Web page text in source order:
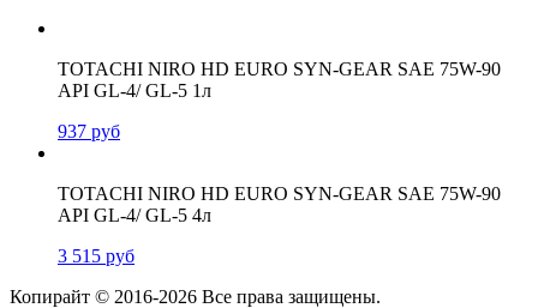
TOTACHI NIRO HD EURO SYN-GEAR SAE 75W-90
API GL-4/ GL-5 1л
937 руб
TOTACHI NIRO HD EURO SYN-GEAR SAE 75W-90
API GL-4/ GL-5 4л
3 515 руб
Копирайт © 2016-2026 Все права защищены.